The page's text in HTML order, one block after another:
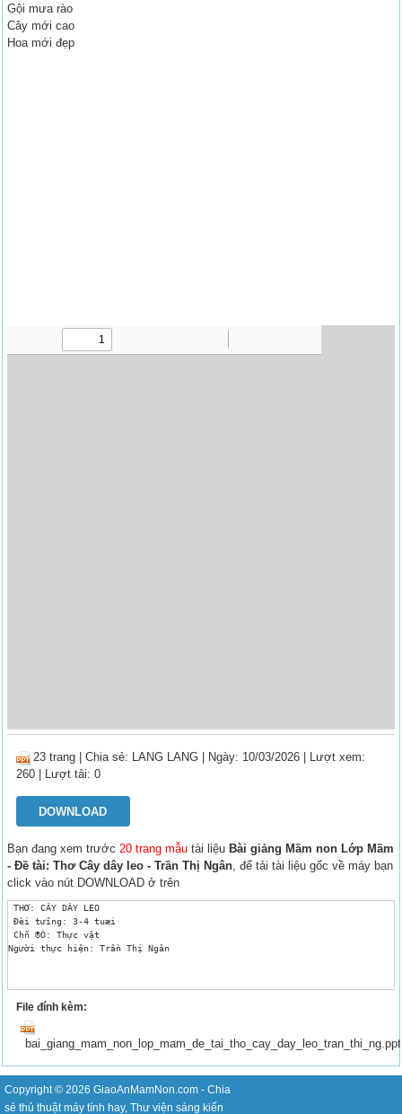
Gội mưa rào
Cây mới cao
Hoa mới đẹp
23 trang |Chia sẻ: LANG LANG | Ngày: 10/03/2026 | Lượt xem:
260 | Lượt tải: 0
DOWNLOAD
Bạn đang xem trước20 trang mẫu tài liệu Bài giảng Mầm non Lớp Mầm
- Đề tài: Thơ Cây dây leo - Trần Thị Ngân, để tải tài liệu gốc về máy bạn
click vào nút DOWNLOAD ở trên
THƠ: CÂY DÂY LEO
Đèi tưîng: 3-4 tuæi
Chñ ®Ò: Thực vật
Người thực hiện: Trần Thị Ngân
File đính kèm:
Copyright © 2026 GiaoAnMamNon.com - Chia
sẻ thủ thuật máy tính hay, Thư viện sáng kiến